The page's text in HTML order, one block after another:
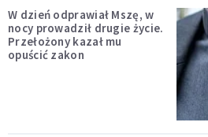
W dzień odprawiał Mszę, w
nocy prowadził drugie życie.
Przełożony kazał mu
opuścić zakon